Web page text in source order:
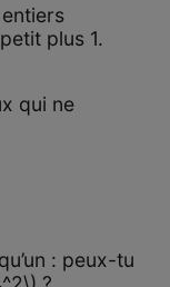
plus 1.
qui ne
: peux-tu